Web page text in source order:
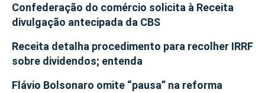
Confederação do comércio solicita à Receita
divulgação antecipada da CBS
Receita detalha procedimento para recolher IRRF
sobre dividendos; entenda
Flávio Bolsonaro omite “pausa” na reforma